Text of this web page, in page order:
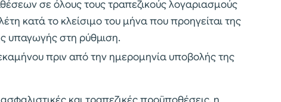
σε όλους τους τραπεζικούς λογαριασμούς
κατά το κλείσιμο του μήνα που προηγείται της
υπαγωγής στη ρύθμιση.
πριν από την ημερομηνία υποβολής της